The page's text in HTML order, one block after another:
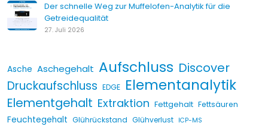
Der schnelle Weg zur Muffelofen-Analytik für die
Getreidequalität
27. Juli 2026
Asche Aschegehalt Aufschluss Discover
Druckaufschluss EDGE Elementanalytik
Elementgehalt Extraktion Fettgehalt Fettsäuren
Feuchtegehalt Glührückstand Glühverlust ICP-MS